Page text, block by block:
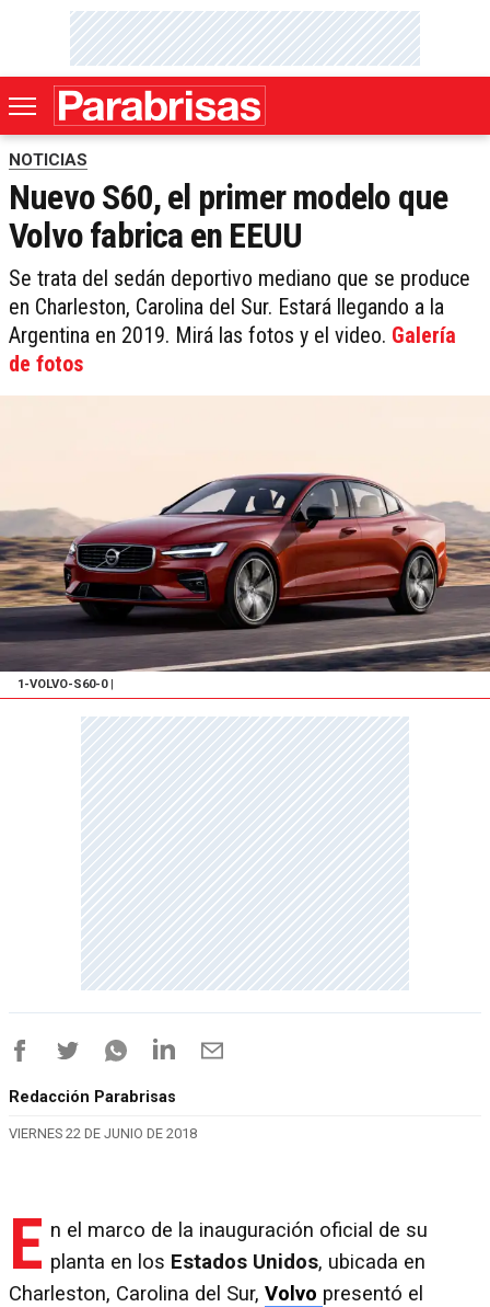
NOTICIAS
Nuevo S60, el primer modelo que
Volvo fabrica en EEUU
Se trata del sedán deportivo mediano que se produce
en Charleston, Carolina del Sur. Estará llegando a la
Argentina en 2019. Mirá las fotos y el video. Galería
de fotos
1-VOLVO-S60-0|
Redacción Parabrisas
VIERNES 22 DE JUNIO DE 2018
E n el marco de la inauguración oficial de su
planta en los Estados Unidos, ubicada en
Charleston, Carolina del Sur, Volvo presentó el